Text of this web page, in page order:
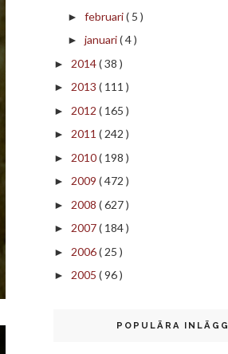
► februari( 5 )
► januari( 4 )
► 2014( 38 )
► 2013 ( 111 )
► 2012 ( 165 )
► 2011 ( 242 )
► 2010( 198 )
► 2009 ( 472 )
► 2008 ( 627 )
► 2007( 184 )
► 2006( 25 )
► 2005 ( 96 )
POPULÄRA INLÄGG